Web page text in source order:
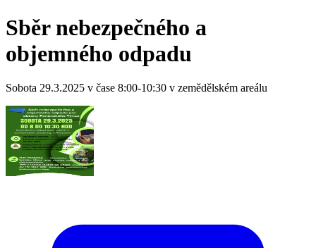
Sběr nebezpečného a
objemného odpadu
Sobota 29.3.2025 v čase 8:00-10:30 v zemědělském areálu